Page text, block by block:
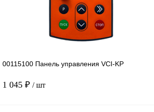
00115100 Панель управления VCI-KP
1 045 ₽ / шт